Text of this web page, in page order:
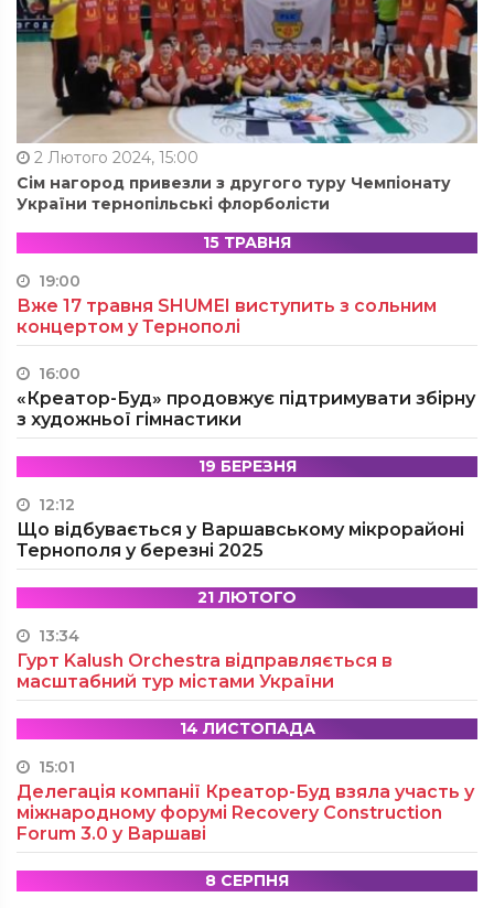
2 Лютого 2024, 15:00
Сім нагород привезли з другого туру Чемпіонату
України тернопільські флорболісти
15 ТРАВНЯ
19:00
Вже 17 травня SHUMEI виступить з сольним
концертом у Тернополі
16:00
«Креатор-Буд» продовжує підтримувати збірну
з художньої гімнастики
19 БЕРЕЗНЯ
12:12
Що відбувається у Варшавському мікрорайоні
Тернополя у березні 2025
21 ЛЮТОГО
13:34
Гурт Kalush Orchestra відправляється в
масштабний тур містами України
14 ЛИСТОПАДА
15:01
Делегація компанії Креатор-Буд взяла участь у
міжнародному форумі Recovery Construction
Forum 3.0 у Варшаві
8 СЕРПНЯ